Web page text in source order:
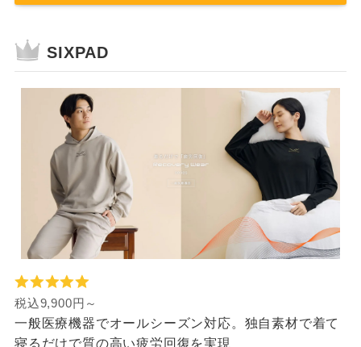
SIXPAD
税込9,900円～
一般医療機器でオールシーズン対応。独自素材で着て
寝るだけで質の高い疲労回復を実現